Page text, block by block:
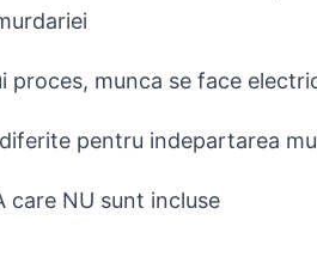
proces, munca se face
pentru indepartarea
care NU sunt incluse